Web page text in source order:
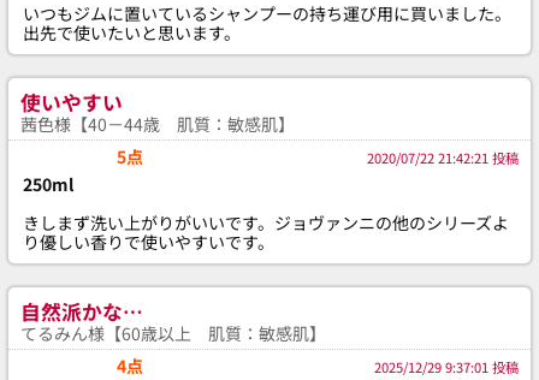
いつもジムに置いているシャンプーの持ち運び用に買いました。
出先で使いたいと思います。
使いやすい
茜色様【40－44歳 肌質：敏感肌】
5点
2020/07/22 21:42:21 投稿
250ml
きしまず洗い上がりがいいです。ジョヴァンニの他のシリーズよ
り優しい香りで使いやすいです。
自然派かな…
てるみん様【60歳以上 肌質：敏感肌】
4点
2025/12/29 9:37:01 投稿